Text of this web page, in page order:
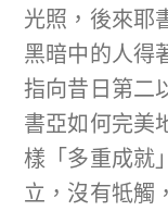
光照，後來耶
黑暗中的人得
指向昔日第二
書亞如何完美
樣「多重成就
立，沒有牴觸